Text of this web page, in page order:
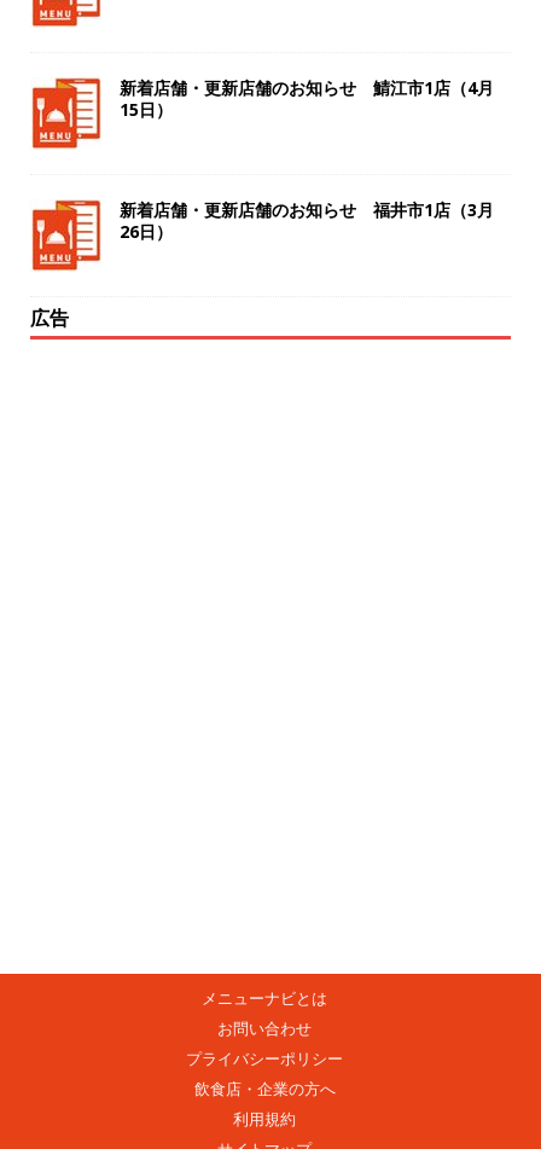
新着店舗・更新店舗のお知らせ 鯖江市1店（4月
15日）
新着店舗・更新店舗のお知らせ 福井市1店（3月
26日）
広告
メニューナビとは
お問い合わせ
プライバシーポリシー
飲食店・企業の方へ
利用規約